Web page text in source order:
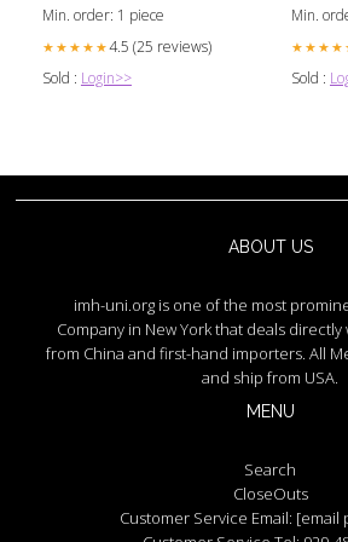
Min. order: 1 piece
★★★★★4.5 (25 reviews)
Sold : Login>>
Min.
Sold :
ABOUT US
imh-uni.org is one of the most
Company in New York that deals
from China and first-hand importers. All
and ship from USA.
MENU
Search
CloseOuts
Customer Service Email: [email